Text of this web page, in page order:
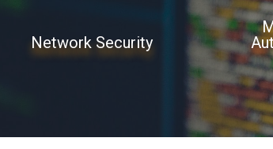
Network Security